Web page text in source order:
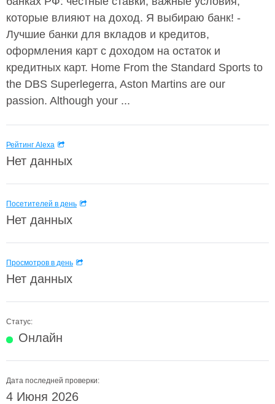
которые влияют на доход. Я выбираю банк! -
Лучшие банки для вкладов и кредитов,
оформления карт с доходом на остаток и
кредитных карт. Home From the Standard Sports to
the DBS Superlegerra, Aston Martins are our
passion. Although your ...
Рейтинг Alexa
Нет данных
Посетителей в день
Нет данных
Просмотров в день
Нет данных
Статус:
Онлайн
Дата последней проверки:
4 Июня 2026